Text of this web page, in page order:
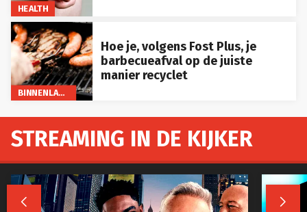
HEALTH
BINNENLAND
Hoe je, volgens Fost Plus, je
barbecueafval op de juiste
manier recyclet
STREAMING IN DE KIJKER
 